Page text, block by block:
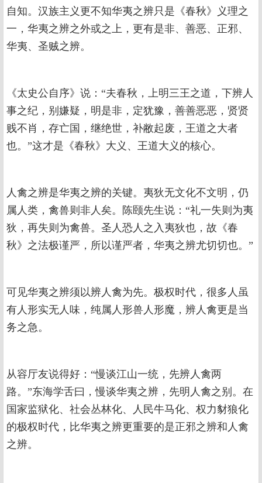
自知。汉族主义更不知华夷之辨只是《春秋》义理之
一，华夷之辨之外或之上，更有是非、善恶、正邪、
华夷、圣贼之辨。
《太史公自序》说：“夫春秋，上明三王之道，下辨人
事之纪，别嫌疑，明是非，定犹豫，善善恶恶，贤贤
贱不肖，存亡国，继绝世，补敝起废，王道之大者
也。”这才是《春秋》大义、王道大义的核心。
人禽之辨是华夷之辨的关键。夷狄无文化不文明，仍
属人类，禽兽则非人矣。陈颐先生说：“礼一失则为夷
狄，再失则为禽兽。圣人恐人之入夷狄也，故《春
秋》之法极谨严，所以谨严者，华夷之辨尤切切也。”
可见华夷之辨须以辨人禽为先。极权时代，很多人虽
有人形实无人味，纯属人形兽人形魔，辨人禽更是当
务之急。
从容厅友说得好：“慢谈江山一统，先辨人禽两
路。”东海学舌曰，慢谈华夷之辨，先明人禽之别。在
国家监狱化、社会丛林化、人民牛马化、权力豺狼化
的极权时代，比华夷之辨更重要的是正邪之辨和人禽
之辨。